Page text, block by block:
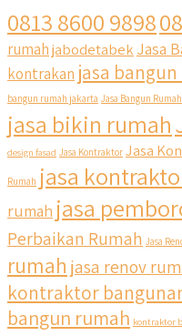
0813 8600 9898
rumahjabodetabek Jasa
kontrakan jasa
bangun rumah jakarta Jasa Bangun
jasa bikin rumah
design fasad Jasa Kontraktor Jasa
Rumah jasa
rumah jasa
Perbaikan Rumah Jasa
rumah jasa renov
kontraktor
bangun rumah kontraktor